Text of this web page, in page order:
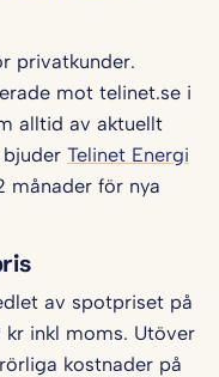
privatkunder.
mot telinet.se i
alltid av aktuellt
Telinet Energi
månader för nya
av spotpriset på
kr inkl moms. Utöver
kostnader på